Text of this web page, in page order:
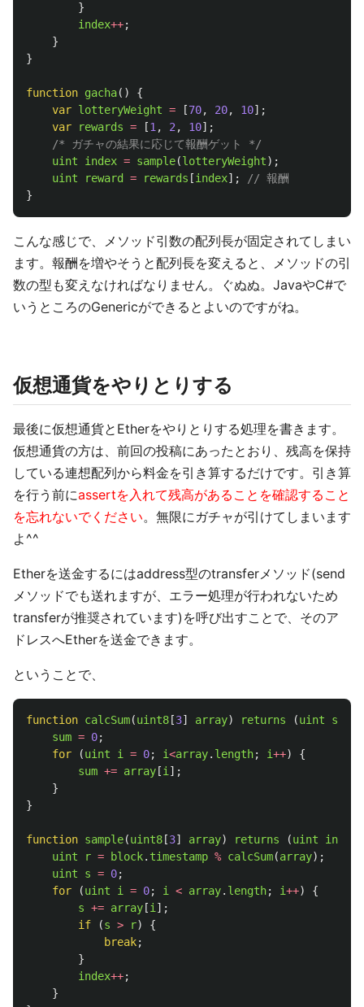
}
index++;
}
}
function gacha()
{
var lotteryWeight = [70, 20, 10];
var
rewards = [1 , 2 , 10];
/* ガチャの結果に応じて報酬ゲット */
uint
index = sample(lotteryWeight);
uint
reward = rewards [index];
// 報酬
}
こんな感じで、メソッド引数の配列長が固定されてしまい
ます。報酬を増やそうと配列長を変えると、メソッドの引
数の型も変えなければなりません。ぐぬぬ。JavaやC#で
いうところのGenericができるとよいのですがね。
仮想通貨をやりとりする
最後に仮想通貨とEtherをやりとりする処理を書きます。
仮想通貨の方は、前回の投稿にあったとおり、残高を保持
している連想配列から料金を引き算するだけです。引き算
を行う前にassertを入れて残高があることを確認すること
を忘れないでください。無限にガチャが引けてしまいます
よ^^
Etherを送金するにはaddress型のtransferメソッド(send
メソッドでも送れますが、エラー処理が行われないため
transferが推奨されています)を呼び出すことで、そのア
ドレスへEtherを送金できます。
ということで、
function calcSum(uint8 [3] array) returns (uint sum
sum = 0;
for
(uint i = 0; i<array. length; i++)
{
sum += array [i ];
}
}
function sample(uint8 [3] array) returns (uint index
uint
r = block. timestamp % calcSum(array);
uint
s = 0;
for
(uint i = 0; i < array. length; i++)
{
s += array [i ];
if
(s > r)
{
break;
}
index++;
}